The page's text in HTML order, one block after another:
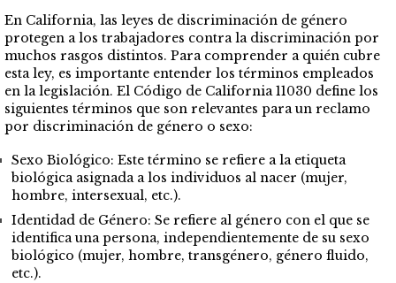
En California, las leyes de discriminación de género
protegen a los trabajadores contra la discriminación por
muchos rasgos distintos. Para comprender a quién cubre
esta ley, es importante entender los términos empleados
en la legislación. El Código de California 11030 define los
siguientes términos que son relevantes para un reclamo
por discriminación de género o sexo:
Sexo Biológico: Este término se refiere a la etiqueta
biológica asignada a los individuos al nacer (mujer,
hombre, intersexual, etc.).
Identidad de Género: Se refiere al género con el que se
identifica una persona, independientemente de su sexo
biológico (mujer, hombre, transgénero, género fluido,
etc.).